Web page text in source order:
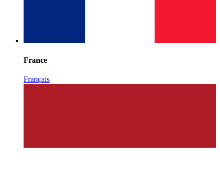
France
Français